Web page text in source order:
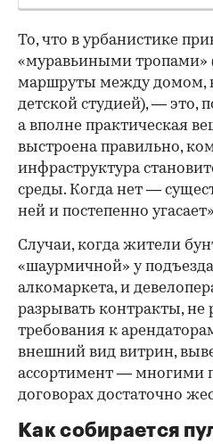
То, что в урбанистике
«муравьиными тропами»
маршруты между домом,
детской студией), — это,
а вполне практическая
выстроена правильно,
инфраструктура
среды. Когда нет —
ней и постепенно
Случаи, когда жители
«шаурмичной» у
алкомаркета, и
разрывать контракты, не
требования к
внешний вид витрин,
ассортимент — многими
договорах достаточно
Как собирается